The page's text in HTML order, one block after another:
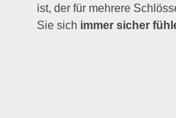
ist, der für mehrere
Sie sich immer sicher